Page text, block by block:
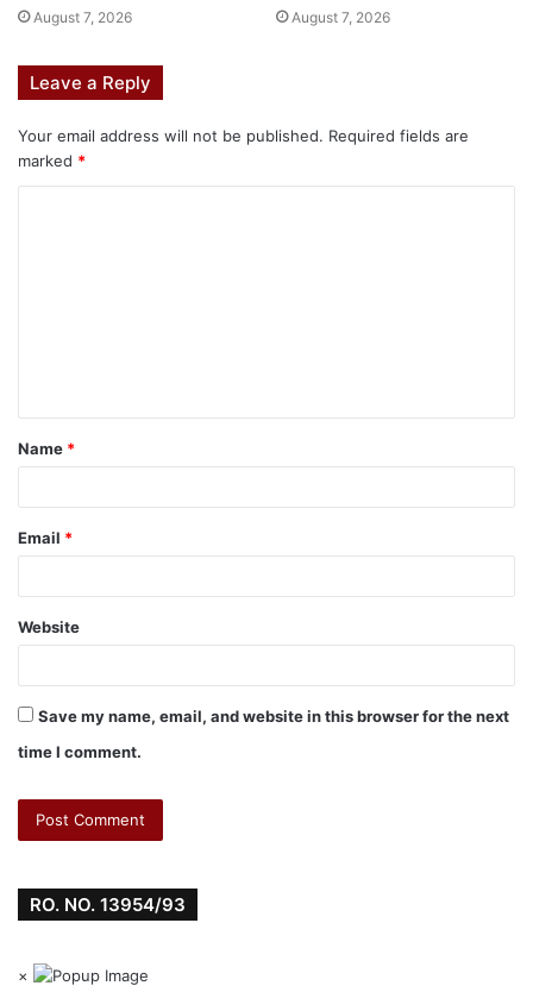
August 7, 2026 August 7, 2026
Leave a Reply
Your email address will not be published. Required fields are
marked *
Name *
Email *
Website
Save my name, email, and website in this browser for the next
time I comment.
RO. NO. 13954/93
×